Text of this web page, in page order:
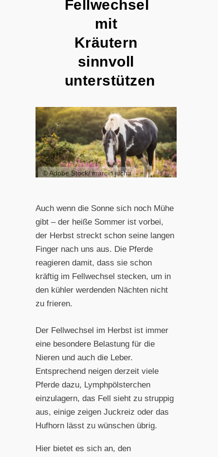
Fellwechsel
mit
Kräutern
sinnvoll
unterstützen
© Adobe Stock/ marcin jucha
Auch wenn die Sonne sich noch Mühe
gibt – der heiße Sommer ist vorbei,
der Herbst streckt schon seine langen
Finger nach uns aus. Die Pferde
reagieren damit, dass sie schon
kräftig im Fellwechsel stecken, um in
den kühler werdenden Nächten nicht
zu frieren.
Der Fellwechsel im Herbst ist immer
eine besondere Belastung für die
Nieren und auch die Leber.
Entsprechend neigen derzeit viele
Pferde dazu, Lymphpölsterchen
einzulagern, das Fell sieht zu struppig
aus, einige zeigen Juckreiz oder das
Hufhorn lässt zu wünschen übrig.
Hier bietet es sich an, den